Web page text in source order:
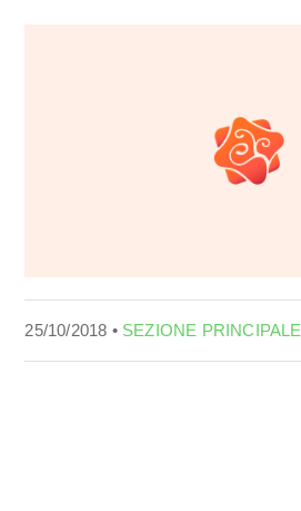
25/10/2018 • SEZIONE PRINCIPALE